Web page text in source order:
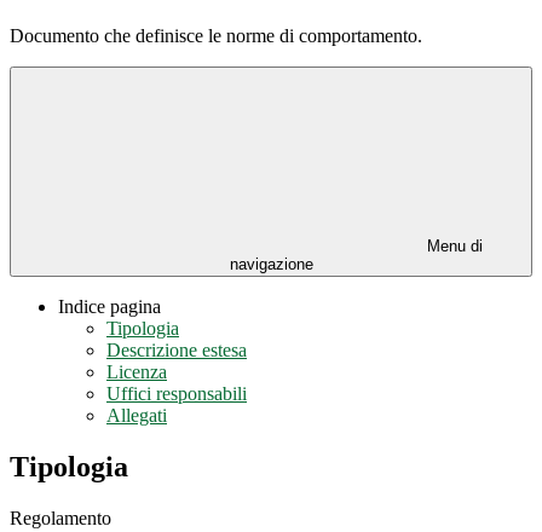
Documento che definisce le norme di comportamento.
Menu di
navigazione
Indice pagina
Tipologia
Descrizione estesa
Licenza
Uffici responsabili
Allegati
Tipologia
Regolamento